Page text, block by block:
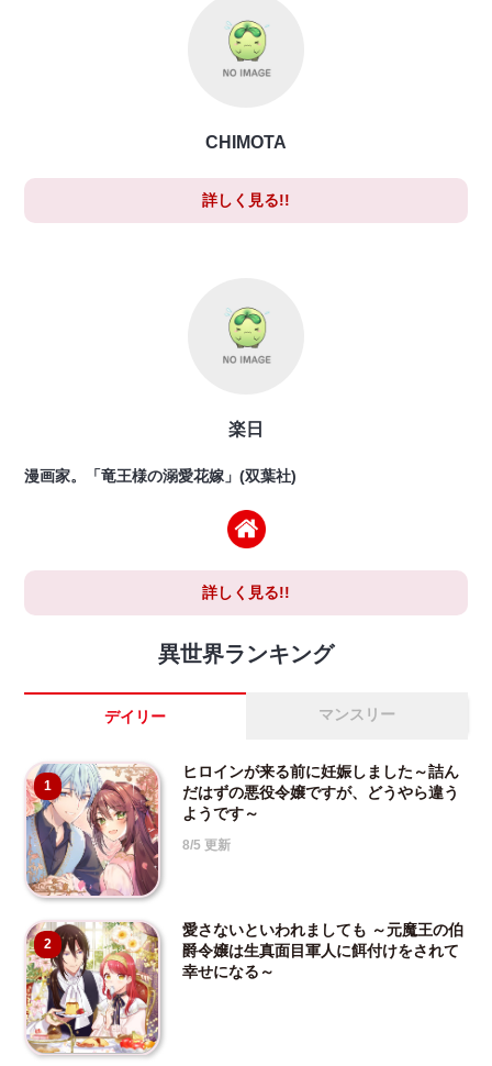
CHIMOTA
詳しく見る!!
楽日
漫画家。「竜王様の溺愛花嫁」(双葉社)
詳しく見る!!
異世界ランキング
デイリー マンスリー
1
ヒロインが来る前に妊娠しました～詰ん
だはずの悪役令嬢ですが、どうやら違う
ようです～
8/5 更新
2
愛さないといわれましても ～元魔王の伯
爵令嬢は生真面目軍人に餌付けをされて
幸せになる～